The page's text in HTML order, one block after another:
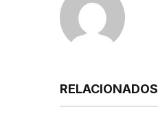
RELACIONADOS